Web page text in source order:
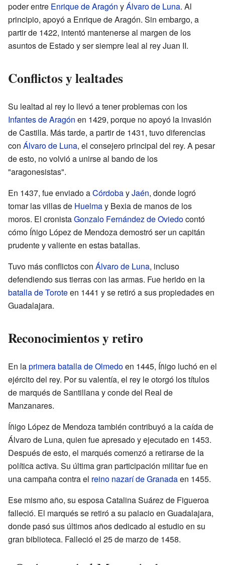
poder entre Enrique de Aragón yÁlvaro de Luna. Al
principio, apoyó a Enrique de Aragón. Sin embargo, a
partir de 1422, intentó mantenerse al margen de los
asuntos de Estado y ser siempre leal al rey Juan II.
Conflictos y lealtades
Su lealtad al rey lo llevó a tener problemas con los
Infantes de Aragón en 1429, porque no apoyó la invasión
de Castilla. Más tarde, a partir de 1431, tuvo diferencias
con Álvaro de Luna, el consejero principal del rey. A pesar
de esto, no volvió a unirse al bando de los
"aragonesistas".
En 1437, fue enviado aCórdobayJaén, donde logró
tomar las villas de Huelmay Bexia de manos de los
moros. El cronistaGonzalo Fernández de Oviedocontó
cómo Íñigo López de Mendoza demostró ser un capitán
prudente y valiente en estas batallas.
Tuvo más conflictos con Álvaro de Luna, incluso
defendiendo sus tierras con las armas. Fue herido en la
batalla de Toroteen 1441 y se retiró a sus propiedades en
Guadalajara.
Reconocimientos y retiro
En laprimera batalla de Olmedoen 1445, Íñigo luchó en el
ejército del rey. Por su valentía, el rey le otorgó los títulos
de marqués de Santillana y conde del Real de
Manzanares.
Íñigo López de Mendoza también contribuyó a la caída de
Álvaro de Luna, quien fue apresado y ejecutado en 1453.
Después de esto, el marqués comenzó a retirarse de la
política activa. Su última gran participación militar fue en
una campaña contra el reino nazarí de Granadaen 1455.
Ese mismo año, su esposa Catalina Suárez de Figueroa
falleció. El marqués se retiró a su palacio en Guadalajara,
donde pasó sus últimos años dedicado al estudio en su
gran biblioteca. Falleció el 25 de marzo de 1458.